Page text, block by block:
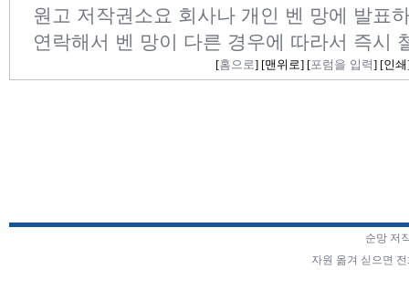
원고 저작권소요 회사나 개인 벤 망에 발표
연락해서 벤 망이 다른 경우에 따라서 즉시
[홈으로] [맨위로] [포럼을 입력] [인쇄
순망 저
자원 옮겨 싣으면